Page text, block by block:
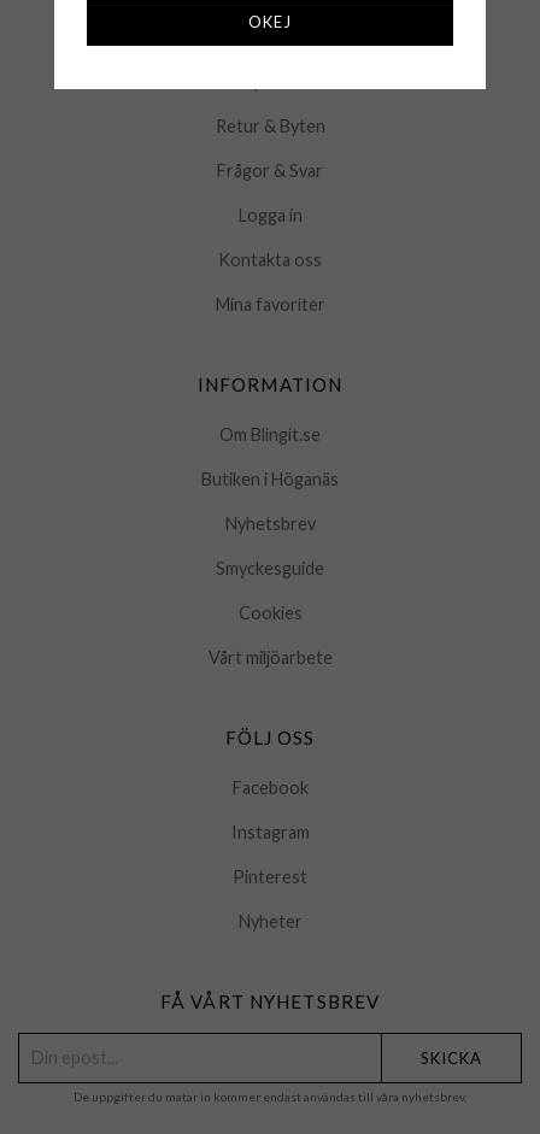
KUNDSERVICE
Retur & Byten
Frågor & Svar
Logga in
Kontakta oss
Mina favoriter
INFORMATION
Om Blingit.se
Butiken i Höganäs
Nyhetsbrev
Smyckesguide
Cookies
Vårt miljöarbete
FÖLJ OSS
Facebook
Instagram
Pinterest
Nyheter
FÅ VÅRT NYHETSBREV
SKICKA
De uppgifter du matar in kommer endast användas till våra nyhetsbrev.
OKEJ